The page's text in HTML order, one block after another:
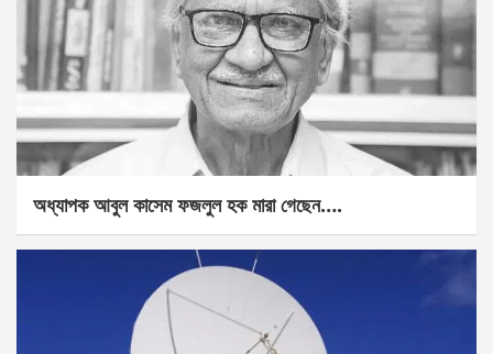
অধ্যাপক আবুল কাসেম ফজলুল হক মারা গেছেন….